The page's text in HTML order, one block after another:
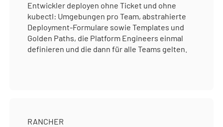
Entwickler deployen ohne Ticket und ohne
kubectl: Umgebungen pro Team, abstrahierte
Deployment-Formulare sowie Templates und
Golden Paths, die Platform Engineers einmal
definieren und die dann für alle Teams gelten.
RANCHER